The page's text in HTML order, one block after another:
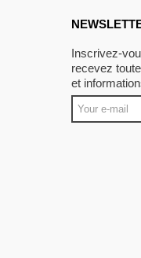
Inscrivez-
recevez
et